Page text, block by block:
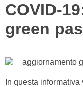
COVID-
green
In questa